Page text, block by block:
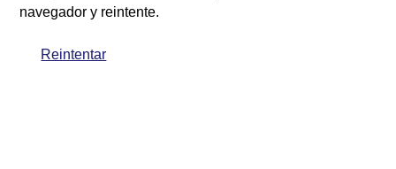
navegador y reintente.
Reintentar